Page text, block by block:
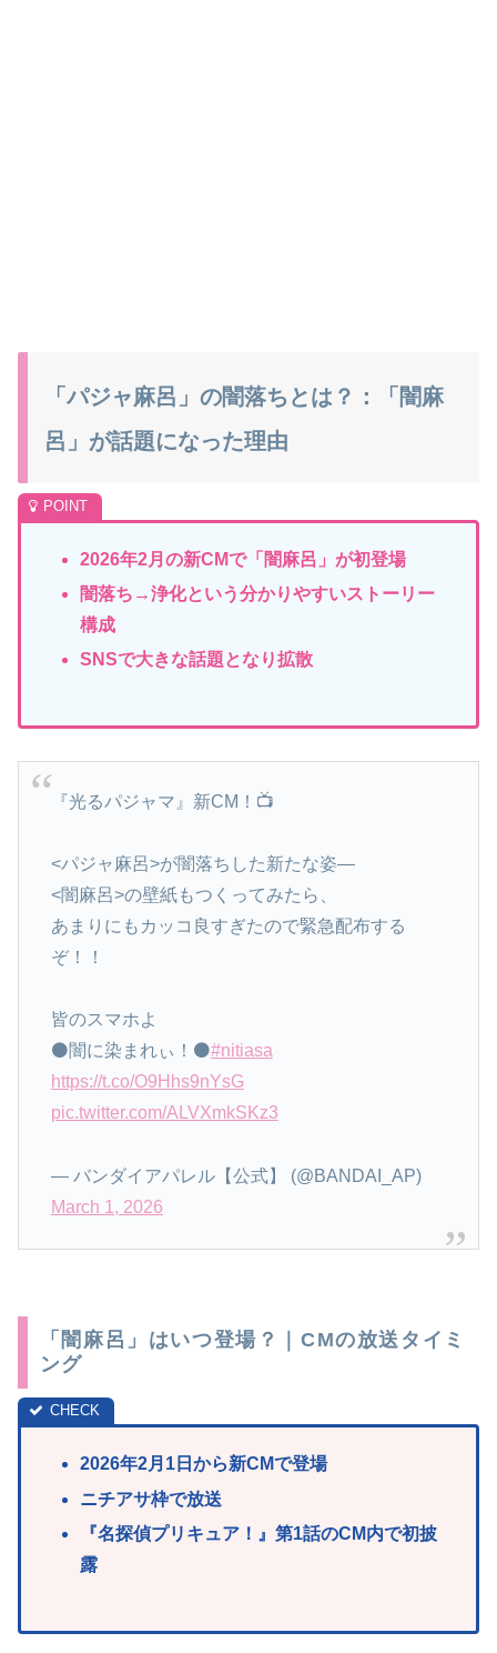
「パジャ麻呂」の闇落ちとは？：「闇麻
呂」が話題になった理由
2026年2月の新CMで「闇麻呂」が初登場
闇落ち→浄化という分かりやすいストーリー
構成
SNSで大きな話題となり拡散
『光るパジャマ』新CM！📺
<パジャ麻呂>が闇落ちした新たな姿—
<闇麻呂>の壁紙もつくってみたら、
あまりにもカッコ良すぎたので緊急配布する
ぞ！！
皆のスマホよ
⚫闇に染まれぃ！⚫#nitiasa
https://t.co/O9Hhs9nYsG
pic.twitter.com/ALVXmkSKz3
— バンダイアパレル【公式】 (@BANDAI_AP)
March 1, 2026
「闇麻呂」はいつ登場？｜CMの放送タイミ
ング
2026年2月1日から新CMで登場
ニチアサ枠で放送
『名探偵プリキュア！』第1話のCM内で初披
露